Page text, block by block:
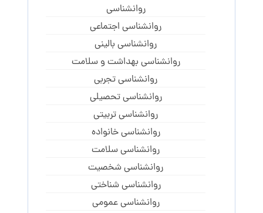
روانشناسی
روانشناسی اجتماعی
روانشناسی بالینی
روانشناسی بهداشت و سلامت
روانشناسی تجربی
روانشناسی تحصیلی
روانشناسی تربیتی
روانشناسی خانواده
روانشناسی سلامت
روانشناسی شخصیت
روانشناسی شناختی
روانشناسی عمومی